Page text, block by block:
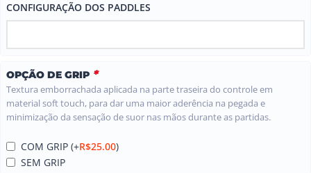
CONFIGURAÇÃO DOS PADDLES
OPÇÃO DE GRIP *
Textura emborrachada aplicada na parte traseira do controle em
material soft touch, para dar uma maior aderência na pegada e
minimização da sensação de suor nas mãos durante as partidas.
COM GRIP (+R$25.00)
SEM GRIP